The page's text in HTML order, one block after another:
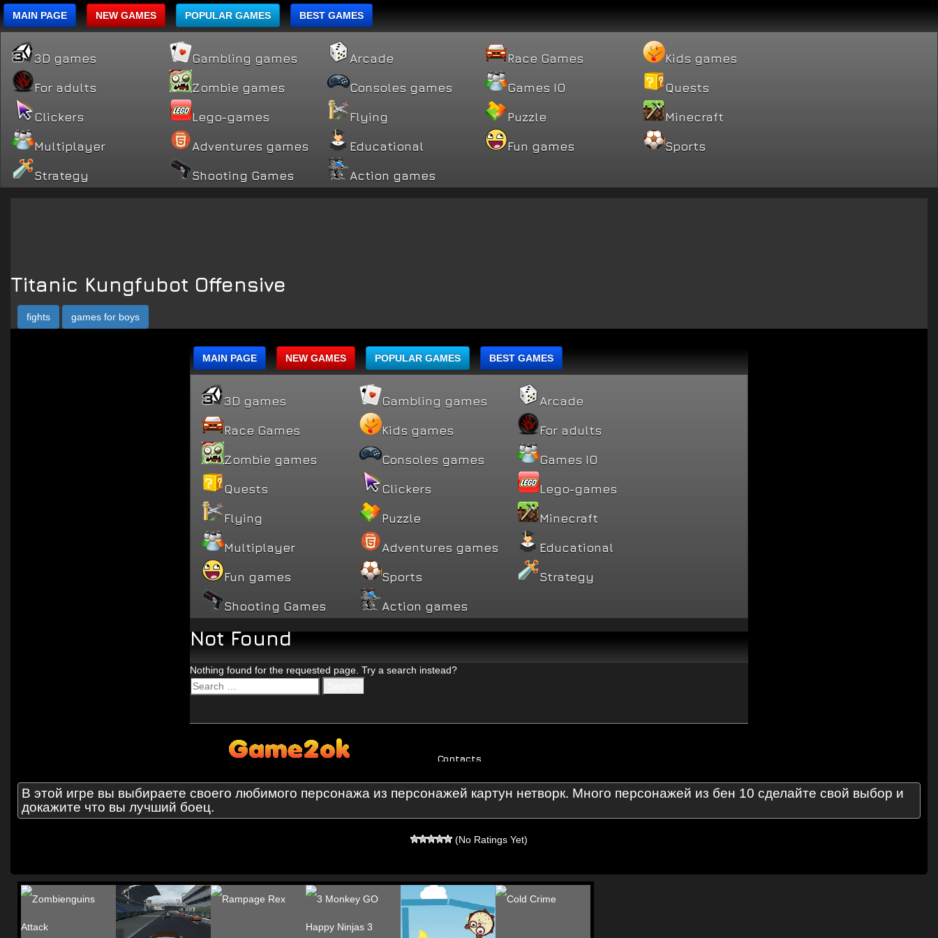
MAIN PAGE NEW GAMES POPULAR GAMES BEST GAMES
3D games Gambling games Arcade Race Games Kids games
For adults Zombie games Consoles games Games IO Quests
Clickers Lego-games Flying Puzzle Minecraft
Multiplayer Adventures games Educational Fun games Sports
Strategy Shooting Games Action games
Titanic Kungfubot Offensive
fights games for boys
В этой игре вы выбираете своего любимого персонажа из персонажей картун нетворк. Много персонажей из бен 10 сделайте свой выбор и
докажите что вы лучший боец.
(No Ratings Yet)